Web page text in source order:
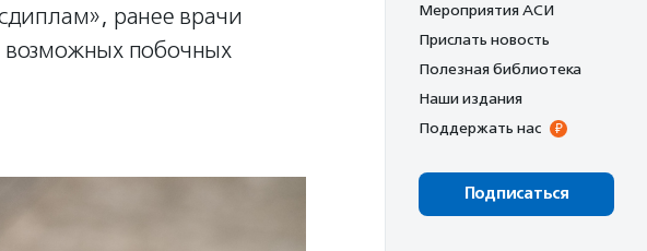
ранее врачи
возможных побочных
Мероприятия АСИ
Прислать новость
Полезная библиотека
Наши издания
Поддержать нас
Подписаться